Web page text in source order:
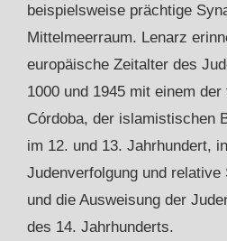
beispielsweise prächtige
Mittelmeerraum. Lenarz
europäische Zeitalter des
1000 und 1945 mit einem
Córdoba, der islamistischen
im 12. und 13. Jahrhundert,
Judenverfolgung und
und die Ausweisung der
des 14. Jahrhunderts.